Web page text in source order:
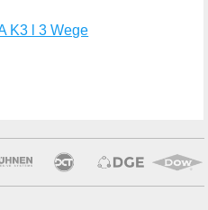
K3 l 3 Wege